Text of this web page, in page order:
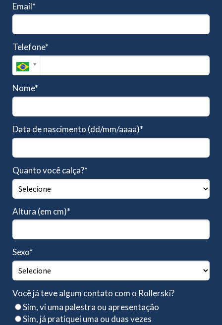
Email*
Telefone*
Nome*
Data de nascimento (dd/mm/aaaa)*
Quanto você calça?*
Altura (em cm)*
Sexo*
Você já teve algum contato com o Rollerski?
Sim, vi uma palestra ou apresentação
Sim, já pratiquei uma ou duas vezes